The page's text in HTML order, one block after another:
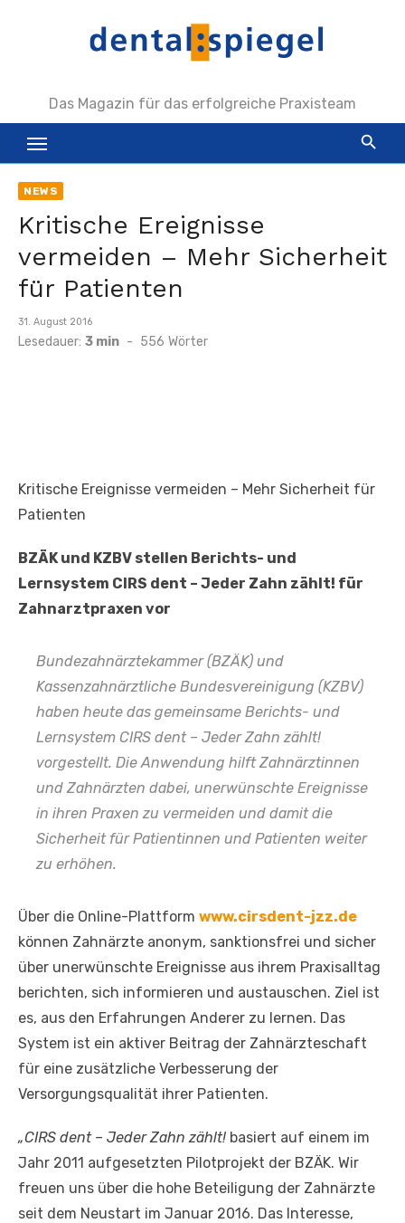
Das Magazin für das erfolgreiche Praxisteam
NEWS
Kritische Ereignisse
vermeiden – Mehr Sicherheit
für Patienten
Veröffentlicht
am
31. August 2016
Lesedauer: 3 min - 556 Wörter
Kritische Ereignisse vermeiden – Mehr Sicherheit für
Patienten
BZÄK und KZBV stellen Berichts- und
Lernsystem CIRS dent – Jeder Zahn zählt! für
Zahnarztpraxen vor
Bundezahnärztekammer (BZÄK) und
Kassenzahnärztliche Bundesvereinigung (KZBV)
haben heute das gemeinsame Berichts- und
Lernsystem CIRS dent – Jeder Zahn zählt!
vorgestellt. Die Anwendung hilft Zahnärztinnen
und Zahnärzten dabei, unerwünschte Ereignisse
in ihren Praxen zu vermeiden und damit die
Sicherheit für Patientinnen und Patienten weiter
zu erhöhen.
Über die Online-Plattform www.cirsdent-jzz.de
können Zahnärzte anonym, sanktionsfrei und sicher
über unerwünschte Ereignisse aus ihrem Praxisalltag
berichten, sich informieren und austauschen. Ziel ist
es, aus den Erfahrungen Anderer zu lernen. Das
System ist ein aktiver Beitrag der Zahnärzteschaft
für eine zusätzliche Verbesserung der
Versorgungsqualität ihrer Patienten.
„CIRS dent – Jeder Zahn zählt! basiert auf einem im
Jahr 2011 aufgesetzten Pilotprojekt der BZÄK. Wir
freuen uns über die hohe Beteiligung der Zahnärzte
seit dem Neustart im Januar 2016. Das Interesse,